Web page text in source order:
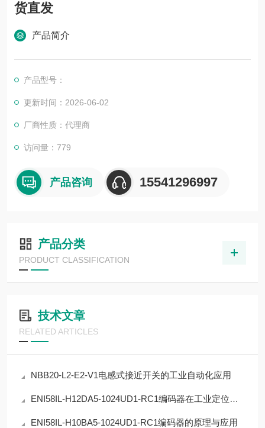
货直发
产品简介
产品型号：
更新时间：2026-06-02
厂商性质：代理商
访问量：779
产品咨询 15541296997
产品分类
PRODUCT CLASSIFICATION
技术文章
RELATED ARTICLES
NBB20-L2-E2-V1电感式接近开关的工业自动化应用
ENI58IL-H12DA5-1024UD1-RC1编码器在工业定位中的应用
ENI58IL-H10BA5-1024UD1-RC1编码器的原理与应用